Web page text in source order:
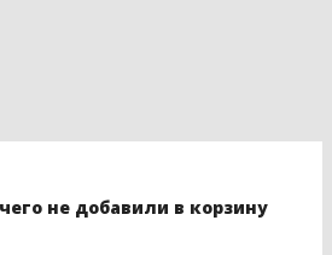
не добавили в корзину